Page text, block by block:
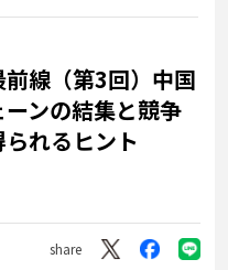
前線（第3回）中国
ンの結集と競争
れるヒント
share